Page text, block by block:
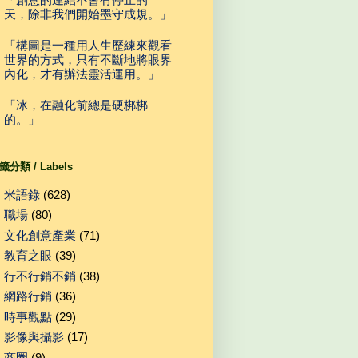
天，除非我們開始墨守成規。」
「構圖是一種用人生歷練來觀看
世界的方式，只有不斷地將眼界
內化，才有辦法靈活運用。」
「冰，在融化前總是硬梆梆
的。」
分類 / Labels
米語錄 (628)
職場 (80)
文化創意產業 (71)
教育之眼 (39)
行不行銷不銷 (38)
網路行銷 (36)
時事觀點 (29)
影像與攝影 (17)